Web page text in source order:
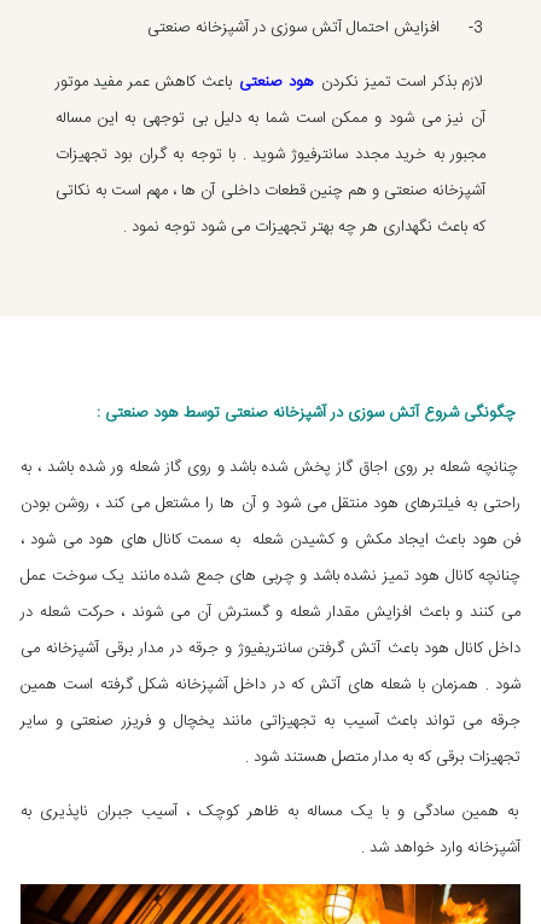
3- افزایش احتمال آتش سوزی در آشپزخانه صنعتی
لازم بذکر است تمیز نکردن هود صنعتی باعث کاهش عمر مفید موتور
آن نیز می شود و ممکن است شما به دلیل بی توجهی به این مساله
مجبور به خرید مجدد سانترفیوژ شوید . با توجه به گران بود تجهیزات
آشپزخانه صنعتی و هم چنین قطعات داخلی آن ها ، مهم است به نکاتی
که باعث نگهداری هر چه بهتر تجهیزات می شود توجه نمود .
چگونگی شروع آتش سوزی در آشپزخانه صنعتی توسط هود صنعتی :
چنانچه شعله بر روی اجاق گاز پخش شده باشد و روی گاز شعله ور شده باشد ، به
راحتی به فیلترهای هود منتقل می شود و آن ها را مشتعل می کند ، روشن بودن
فن هود باعث ایجاد مکش و کشیدن شعله به سمت کانال های هود می شود ،
چنانچه کانال هود تمیز نشده باشد و چربی های جمع شده مانند یک سوخت عمل
می کنند و باعث افزایش مقدار شعله و گسترش آن می شوند ، حرکت شعله در
داخل کانال هود باعث آتش گرفتن سانتریفیوژ و جرقه در مدار برقی آشپزخانه می
شود . همزمان با شعله های آتش که در داخل آشپزخانه شکل گرفته است همین
جرقه می تواند باعث آسیب به تجهیزاتی مانند یخچال و فریزر صنعتی و سایر
تجهیزات برقی که به مدار متصل هستند شود .
به همین سادگی و با یک مساله به ظاهر کوچک ، آسیب جبران ناپذیری به
آشپزخانه وارد خواهد شد .